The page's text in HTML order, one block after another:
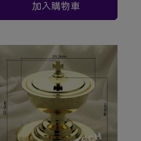
加入購物車